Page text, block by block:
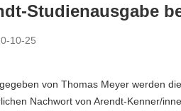
Studienausgabe
10-25
von Thomas Meyer werden
Nachwort von Arendt-Kenner/